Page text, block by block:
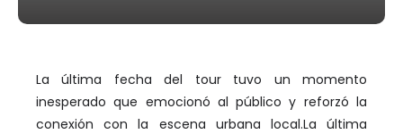
La última fecha del tour tuvo un momento
inesperado que emocionó al público y reforzó la
conexión con la escena urbana local.La última